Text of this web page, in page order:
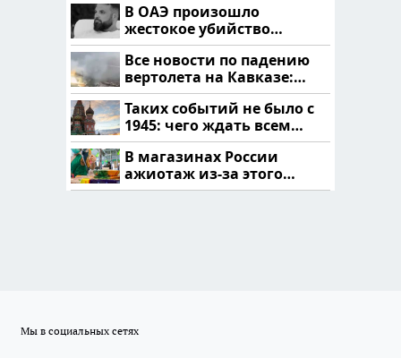
В ОАЭ произошло
жестокое убийство
криптомиллионера
Все новости по падению
вертолета на Кавказе:
читать здесь
Таких событий не было с
1945: чего ждать всем
нам?
В магазинах России
ажиотаж из-за этого
продукта: что купить?
Мы в социальных сетях